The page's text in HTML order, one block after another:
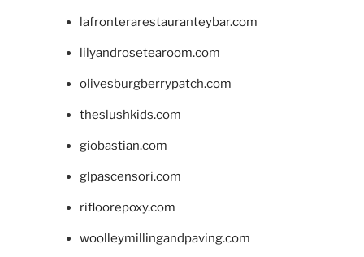
lafronterarestauranteybar.com
lilyandrosetearoom.com
olivesburgberrypatch.com
theslushkids.com
giobastian.com
glpascensori.com
rifloorepoxy.com
woolleymillingandpaving.com